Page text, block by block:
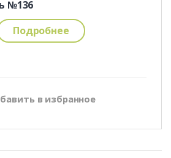
№136
Подробнее
в избранное